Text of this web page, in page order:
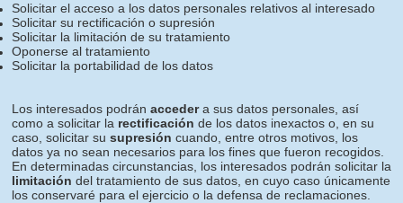
Solicitar el acceso a los datos personales relativos al interesado
Solicitar su rectificación o supresión
Solicitar la limitación de su tratamiento
Oponerse al tratamiento
Solicitar la portabilidad de los datos
Los interesados podrán accedera sus datos personales, así
como a solicitar la rectificación de los datos inexactos o, en su
caso, solicitar su supresión cuando, entre otros motivos, los
datos ya no sean necesarios para los fines que fueron recogidos.
En determinadas circunstancias, los interesados podrán solicitar la
limitación del tratamiento de sus datos, en cuyo caso únicamente
los conservaré para el ejercicio o la defensa de reclamaciones.